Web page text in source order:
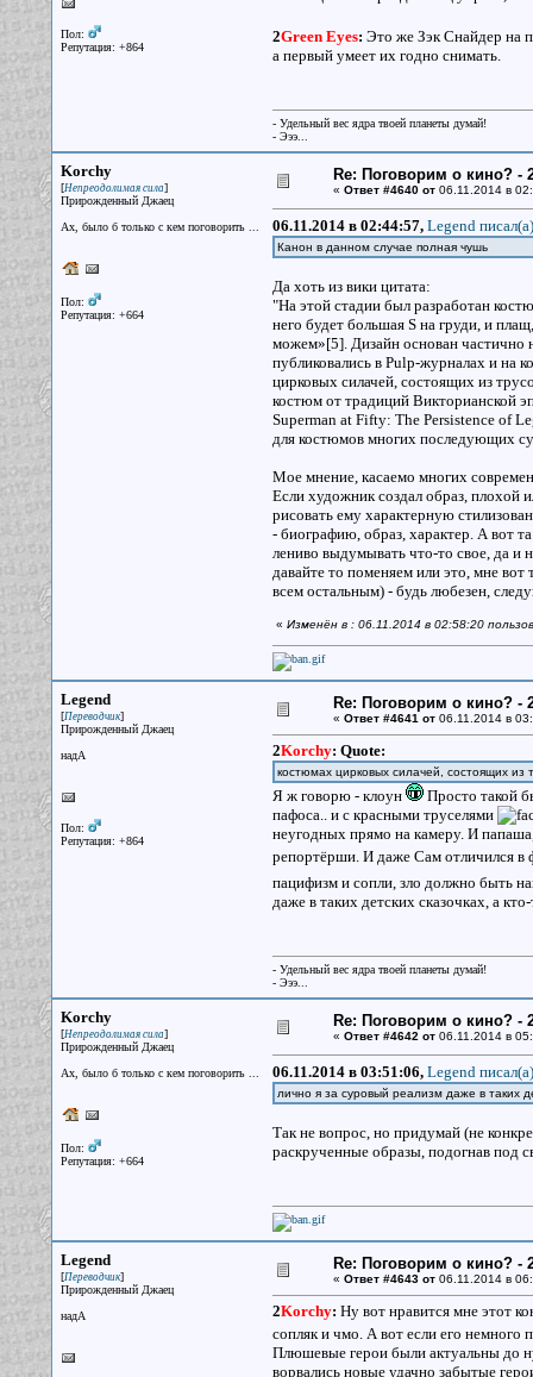
Пол:
Репутация: +864
2Green Eyes: Это же Зэк Снайдер на
а первый умеет их годно снимать.
- Удельный вес ядра твоей планеты думай!
- Эээ...
Korchy
[Непреодолимая сила]
Прирожденный Джаец
Ах, было б только с кем поговорить ...
Пол:
Репутация: +664
Re: Поговорим о кино? -
« Ответ #4640 от06.11.2014 в
06.11.2014 в 02:44:57, Legend писал(a)
Канон в данном случае полная чушь
Да хоть из вики цитата:
"На этой стадии был разработан
него будет большая S на груди, и
можем»[5]. Дизайн основан частично
публиковались в Pulp-журналах и на
цирковых силачей, состоящих из
костюм от традиций Викторианской
Superman at Fifty: The Persistence of
для костюмов многих последующих
Мое мнение, касаемо многих
Если художник создал образ, плохой
рисовать ему характерную
- биографию, образ, характер. А вот
лениво выдумывать что-то свое, да и
давайте то поменяем или это, мне вот
всем остальным) - будь любезен,
« Изменён в : 06.11.2014 в 02:58:20
Legend
[Переводчик]
Прирожденный Джаец
надА
Пол:
Репутация: +864
Re: Поговорим о кино? -
« Ответ #4641 от06.11.2014 в
2Korchy: Quote:
костюмах цирковых силачей, состоящих
Я ж говорю - клоун
Просто такой
пафоса.. и с красными труселями
неугодных прямо на камеру. И
репортёрши. И даже Сам отличился в
пацифизм и сопли, зло должно быть
даже в таких детских сказочках, а
- Удельный вес ядра твоей планеты думай!
- Эээ...
Korchy
[Непреодолимая сила]
Прирожденный Джаец
Ах, было б только с кем поговорить ...
Пол:
Репутация: +664
Re: Поговорим о кино? -
« Ответ #4642 от06.11.2014 в
06.11.2014 в 03:51:06, Legend писал(a)
лично я за суровый реализм даже в таких
Так не вопрос, но придумай (не
раскрученные образы, подогнав под
Legend
[Переводчик]
Прирожденный Джаец
надА
Re: Поговорим о кино? -
« Ответ #4643 от06.11.2014 в
2Korchy: Ну вот нравится мне этот
сопляк и чмо. А вот если его немного
Плюшевые герои были актуальны до
ворвались новые удачно забытые